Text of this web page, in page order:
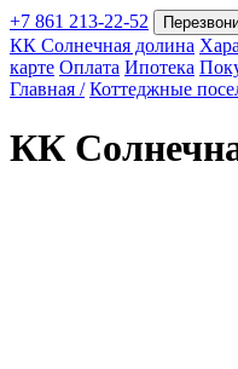
Покупка
+7 861 213-22-52
КК Солнечная долина
карте Оплата Ипотека
Главная / Коттеджные
КК